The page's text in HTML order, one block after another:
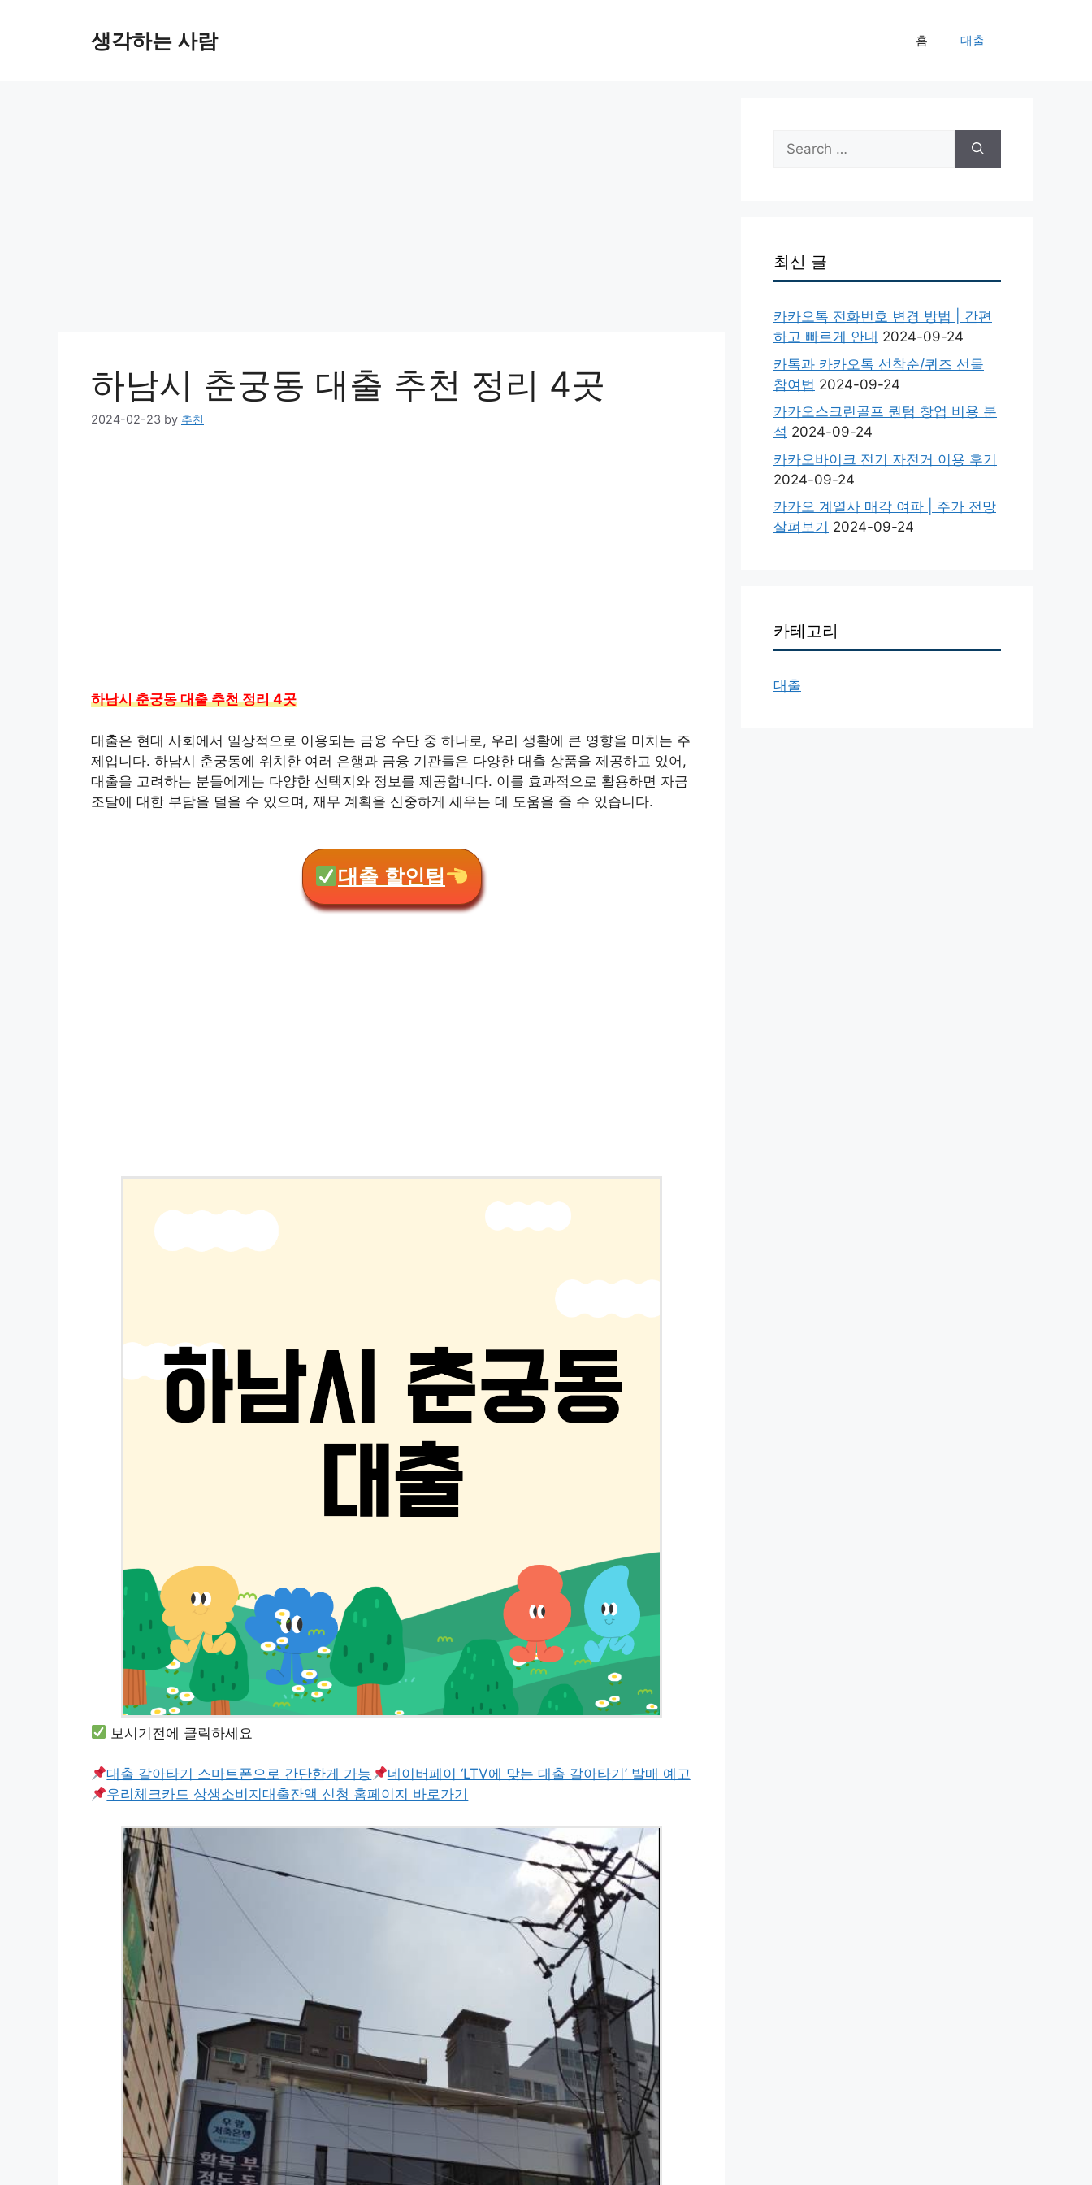
생각하는 사람 홈 대출
하남시 춘궁동 대출 추천 정리 4곳
2024-02-23 by 추천
하남시 춘궁동 대출 추천 정리 4곳
대출은 현대 사회에서 일상적으로 이용되는 금융 수단 중 하나로, 우리 생활에 큰 영향을 미치는 주
제입니다. 하남시 춘궁동에 위치한 여러 은행과 금융 기관들은 다양한 대출 상품을 제공하고 있어,
대출을 고려하는 분들에게는 다양한 선택지와 정보를 제공합니다. 이를 효과적으로 활용하면 자금
조달에 대한 부담을 덜을 수 있으며, 재무 계획을 신중하게 세우는 데 도움을 줄 수 있습니다.
대출 할인팁
보시기전에 클릭하세요
대출 갈아타기 스마트폰으로 간단한게 가능
네이버페이 ‘LTV에 맞는 대출 갈아타기’ 발매 예고
우리체크카드 상생소비지대출잔액 신청 홈페이지 바로가기
Search
for:
최신 글
카카오톡 전화번호 변경 방법 | 간편
하고 빠르게 안내 2024-09-24
카톡과 카카오톡 선착순/퀴즈 선물
참여법 2024-09-24
카카오스크린골프 퀀텀 창업 비용 분
석 2024-09-24
카카오바이크 전기 자전거 이용 후기
2024-09-24
카카오 계열사 매각 여파 | 주가 전망
살펴보기 2024-09-24
카테고리
대출